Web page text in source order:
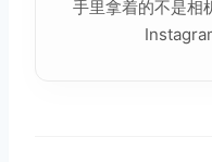
手里拿着的不是相